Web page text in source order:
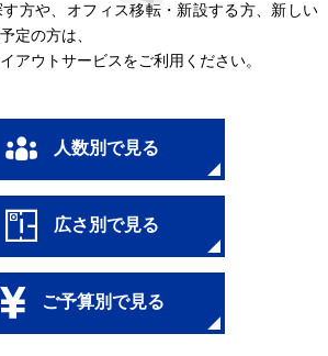
方や、オフィス移転・新設する方、新しい
定の方は、
アウトサービスをご利用ください。
人数別で見る
広さ別で見る
ご予算別で見る